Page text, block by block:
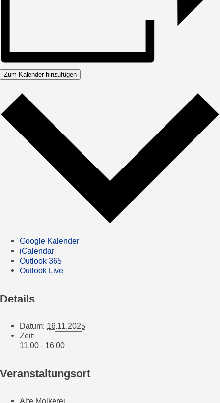
Zum Kalender hinzufügen
Google Kalender
iCalendar
Outlook 365
Outlook Live
Details
Datum: 16.11.2025
Zeit:
11:00 - 16:00
Veranstaltungsort
Alte Molkerei